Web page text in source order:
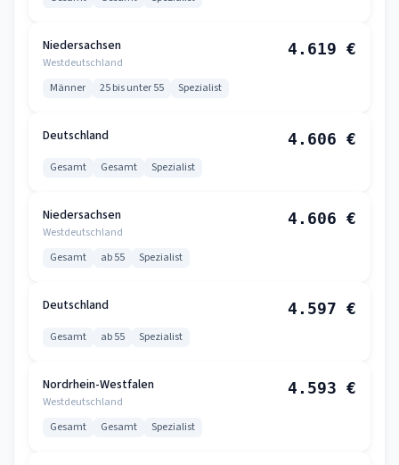
Niedersachsen
Westdeutschland
4.619 €
Männer 25 bis unter 55 Spezialist
Deutschland 4.606 €
Gesamt Gesamt Spezialist
Niedersachsen
Westdeutschland
4.606 €
Gesamt ab 55 Spezialist
Deutschland 4.597 €
Gesamt ab 55 Spezialist
Nordrhein-Westfalen
Westdeutschland
4.593 €
Gesamt Gesamt Spezialist